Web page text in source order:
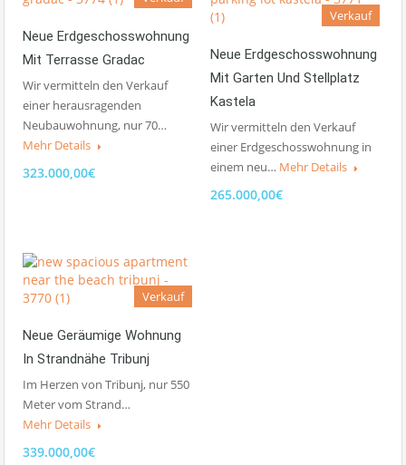
Neue Erdgeschosswohnung
Mit Terrasse Gradac
Wir vermitteln den Verkauf
einer herausragenden
Neubauwohnung, nur 70…
Mehr Details
323.000,00€
Verkauf
Neue Erdgeschosswohnung
Mit Garten Und Stellplatz
Kastela
Wir vermitteln den Verkauf
einer Erdgeschosswohnung in
einem neu… Mehr Details
265.000,00€
Verkauf
Neue Geräumige Wohnung
In Strandnähe Tribunj
Im Herzen von Tribunj, nur 550
Meter vom Strand…
Mehr Details
339.000,00€